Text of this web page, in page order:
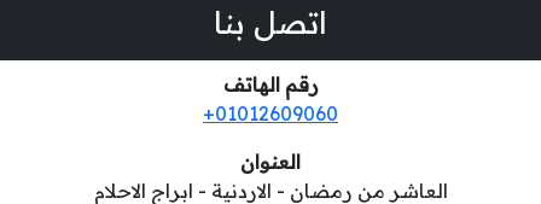
اتصل بنا
رقم الهاتف
01012609060+
العنوان
العاشر من رمضان - الاردنية - ابراج الاحلام